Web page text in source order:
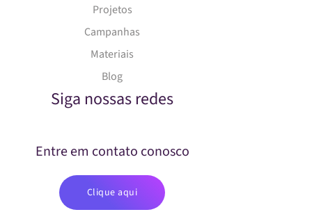
Projetos
Campanhas
Materiais
Blog
Siga nossas redes
Entre em contato conosco
Clique aqui